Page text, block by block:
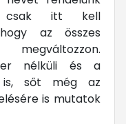
csak itt kell
az összes
nélküli és a
is, sőt még az
is mutatok